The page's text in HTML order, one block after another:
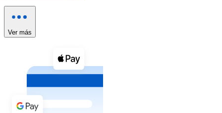
Efectivo
Comprar con efectivo
Transferencia SEPA
Añade fondos a tu cuenta Bitnovo o realiza compras
Ver más